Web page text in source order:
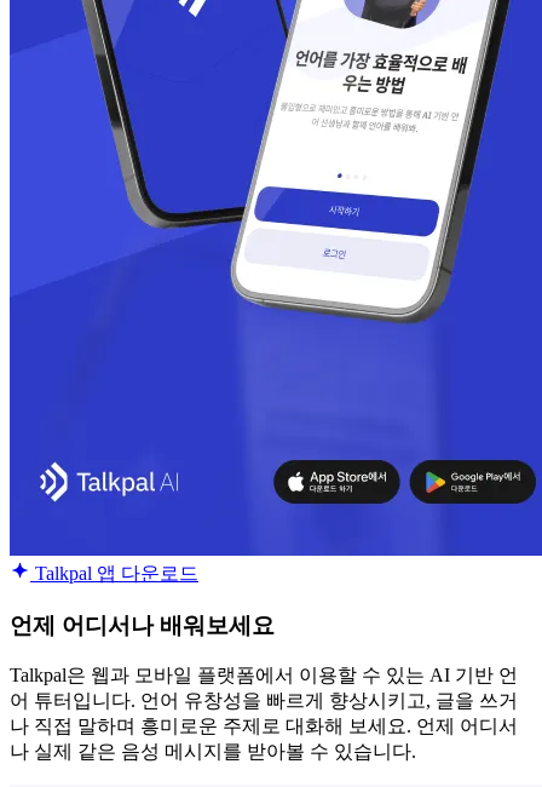
Talkpal 앱 다운로드
언제 어디서나 배워보세요
Talkpal은 웹과 모바일 플랫폼에서 이용할 수 있는 AI 기반 언
어 튜터입니다. 언어 유창성을 빠르게 향상시키고, 글을 쓰거
나 직접 말하며 흥미로운 주제로 대화해 보세요. 언제 어디서
나 실제 같은 음성 메시지를 받아볼 수 있습니다.